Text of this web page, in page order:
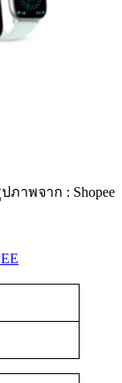
ปภาพจาก : Shopee